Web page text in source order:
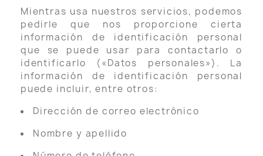
Mientras usa nuestros servicios, podemos
pedirle que nos proporcione cierta
información de identificación personal
que se puede usar para contactarlo o
identificarlo («Datos personales»). La
información de identificación personal
puede incluir, entre otros:
Dirección de correo electrónico
Nombre y apellido